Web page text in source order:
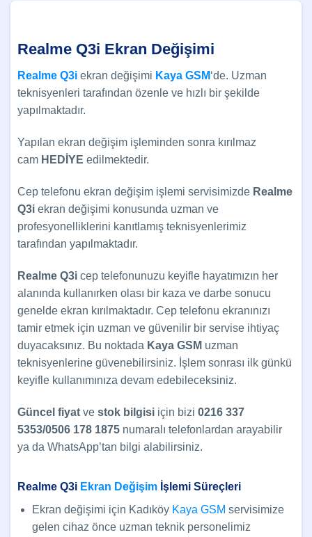
Realme Q3i Ekran Değişimi
Realme Q3i ekran değişimi Kaya GSM‘de. Uzman
teknisyenleri tarafından özenle ve hızlı bir şekilde
yapılmaktadır.
Yapılan ekran değişim işleminden sonra kırılmaz
cam HEDİYE edilmektedir.
Cep telefonu ekran değişim işlemi servisimizde Realme
Q3i ekran değişimi konusunda uzman ve
profesyonelliklerini kanıtlamış teknisyenlerimiz
tarafından yapılmaktadır.
Realme Q3i cep telefonunuzu keyifle hayatımızın her
alanında kullanırken olası bir kaza ve darbe sonucu
genelde ekran kırılmaktadır. Cep telefonu ekranınızı
tamir etmek için uzman ve güvenilir bir servise ihtiyaç
duyacaksınız. Bu noktada Kaya GSM uzman
teknisyenlerine güvenebilirsiniz. İşlem sonrası ilk günkü
keyifle kullanımınıza devam edebileceksiniz.
Güncel fiyat ve stok bilgisi için bizi 0216 337
5353/0506 178 1875 numaralı telefonlardan arayabilir
ya da WhatsApp’tan bilgi alabilirsiniz.
Realme Q3i Ekran Değişim İşlemi Süreçleri
Ekran değişimi için Kadıköy Kaya GSM servisimize
gelen cihaz önce uzman teknik personelimiz